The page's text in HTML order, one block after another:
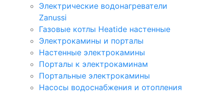
Электрические водонагреватели
Zanussi
Газовые котлы Heatide настенные
Электрокамины и порталы
Настенные электрокамины
Порталы к электрокаминам
Портальные электрокамины
Насосы водоснабжения и отопления